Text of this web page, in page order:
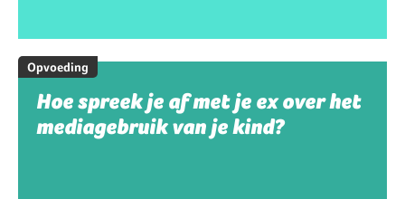
Opvoeding
Hoe spreek je af met je ex over het
mediagebruik van je kind?